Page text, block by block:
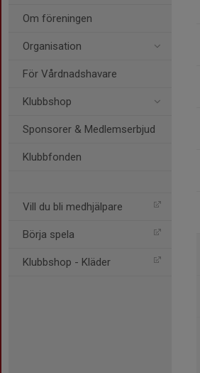
Om föreningen
Organisation
För Vårdnadshavare
Klubbshop
Sponsorer & Medlemserbjud
Klubbfonden
Vill du bli medhjälpare
Börja spela
Klubbshop - Kläder